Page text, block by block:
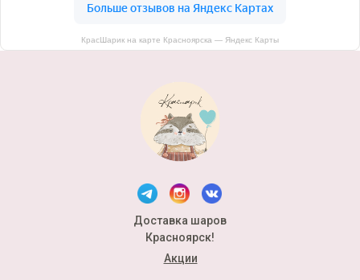
КрасШарик на карте Красноярска — Яндекс Карты
Доставка шаров
Красноярск!
Акции